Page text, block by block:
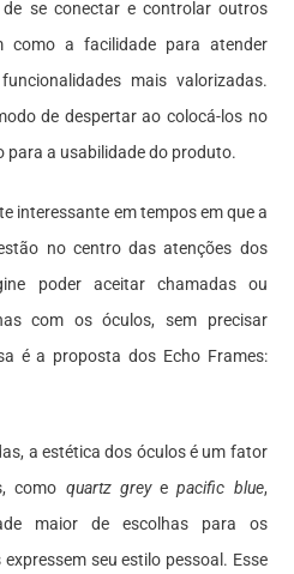
de se conectar e controlar outros
como a facilidade para atender
mais valorizadas.
de despertar ao colocá-los no
para a usabilidade do produto.
interessante em tempos em que a
no centro das atenções dos
poder aceitar chamadas ou
com os óculos, sem precisar
é a proposta dos Echo Frames:
a estética dos óculos é um fator
como quartz greyepacific blue,
maior de escolhas para os
seu estilo pessoal. Esse